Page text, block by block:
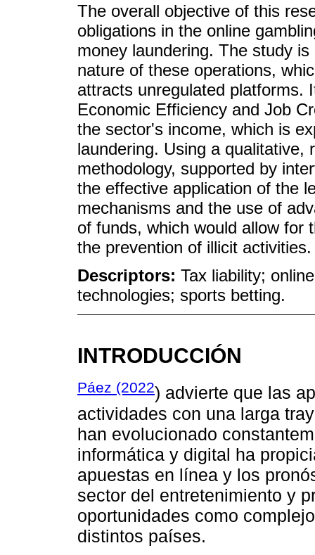
The overall objective of this
obligations in the online
money laundering. The study
nature of these operations,
attracts unregulated platforms.
Economic Efficiency and Job
the sector's income, which is
laundering. Using a qualitative,
methodology, supported by
the effective application of the
mechanisms and the use of
of funds, which would allow for
the prevention of illicit activities.
Descriptors: Tax liability;
technologies; sports betting.
INTRODUCCIÓN
Páez (2022) advierte que las
actividades con una larga
han evolucionado
informática y digital ha
apuestas en línea y los
sector del entretenimiento y
oportunidades como
distintos países.